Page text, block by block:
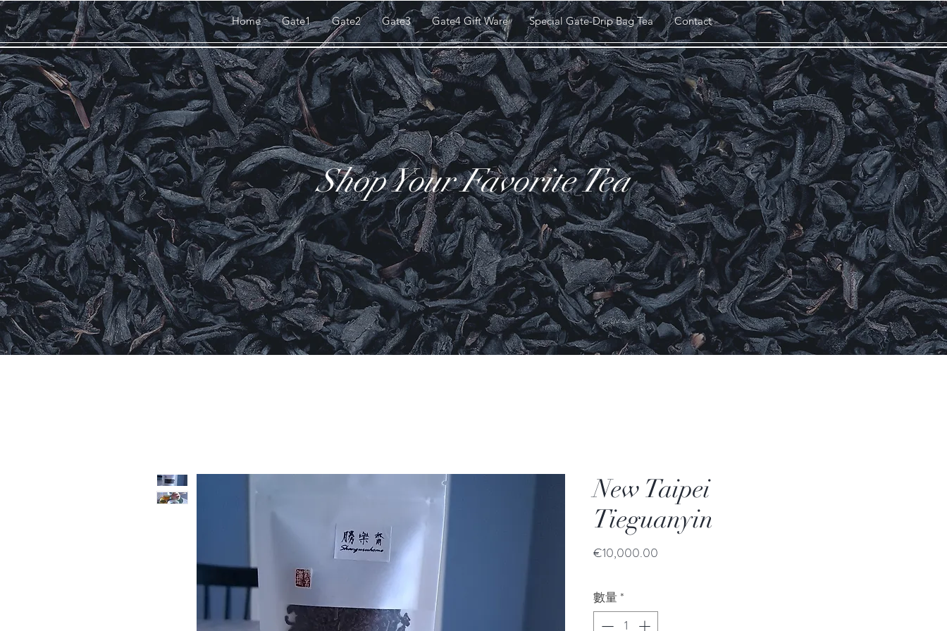
Home Gate1 Gate2 Gate3 Gate4 Gift Ware Special Gate-Drip Bag Tea Contact
Shop Your Favorite Tea
New Taipei
Tieguanyin
€10,000.00
數量*